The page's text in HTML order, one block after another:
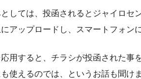
しては、投函されるとジャイロセ
アップロードし、スマートフォン
用すると、チラシが投函された事
使えるのでは、というお話も聞けま